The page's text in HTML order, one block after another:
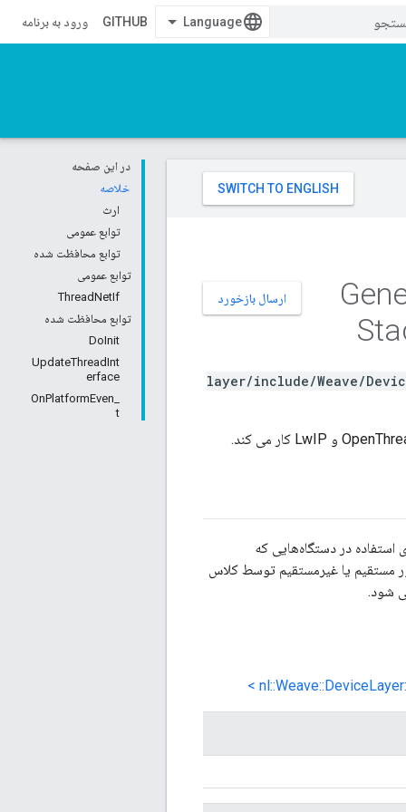
GITHUB ورود به برنامه
در این صفحه
خلاصه
ارث
توابع عمومی
توابع محافظت شده
توابع عمومی
ThreadNetIf
توابع محافظت شده
DoInit
UpdateThreadInt
erface
_OnPlatformEven
t
ارسال بازخورد
layer/include/Weave/
استفاده در دستگاه‌هایی که